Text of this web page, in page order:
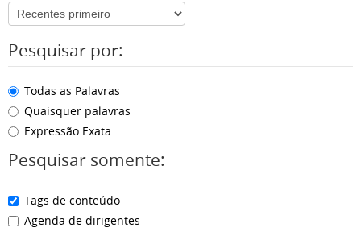
Pesquisar por:
Todas as Palavras
Quaisquer palavras
Expressão Exata
Pesquisar somente:
Tags de conteúdo
Agenda de dirigentes